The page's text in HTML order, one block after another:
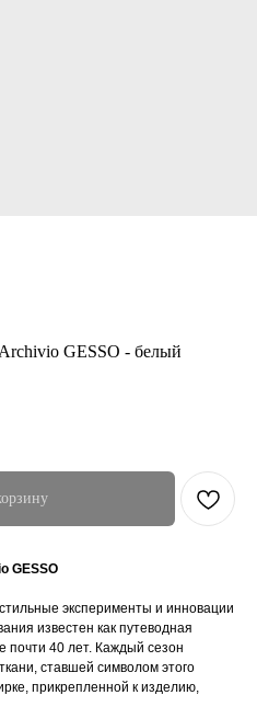
GESSO - белый
GESSO
эксперименты и инновации
известен как путеводная
почти 40 лет. Каждый сезон
ставшей символом этого
прикрепленной к изделию,